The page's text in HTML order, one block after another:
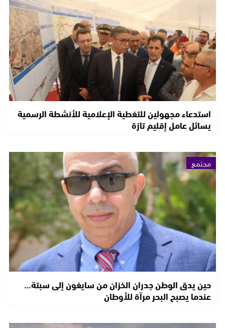
استدعاء مجهولين للتغطية الإعلامية للأنشطة الرسمية
يسائل عامل إقليم تازة
مجتمع
حين يدق الوطن جدران الخزان من سايغون إلى سبتة…
عندما يصبح البحر مرآة للأوطان